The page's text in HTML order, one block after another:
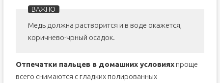
Медь должна растворится и в воде окажется,
коричнево-чрный осадок.
Отпечатки пальцев в домашних условияхпроще
всего снимаются с гладких полированных